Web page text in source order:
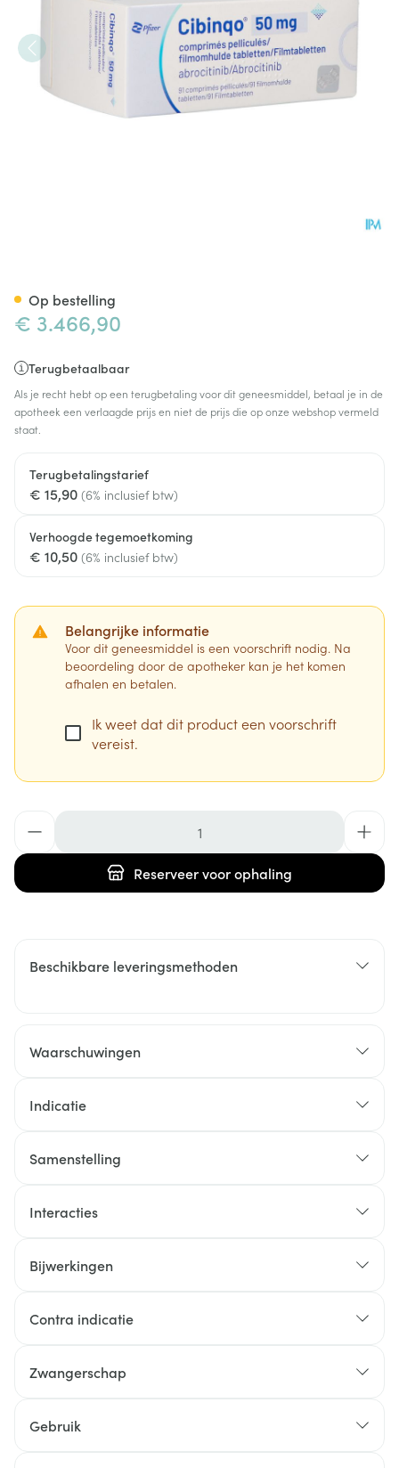
€ 3.466,90
Terugbetaalbaar
Als je recht hebt op een terugbetaling voor dit geneesmiddel, betaal je in de
apotheek een verlaagde prijs en niet de prijs die op onze webshop vermeld
staat.
Terugbetalingstarief
€ 15,90 (6% inclusief btw)
Verhoogde tegemoetkoming
€ 10,50 (6% inclusief btw)
Belangrijke informatie
Voor dit geneesmiddel is een voorschrift nodig. Na
beoordeling door de apotheker kan je het komen
afhalen en betalen.
Ik weet dat dit product een voorschrift
vereist.
Reserveervoor ophaling
Op bestelling
Beschikbare leveringsmethoden
Waarschuwingen
Indicatie
Samenstelling
Interacties
Bijwerkingen
Contra indicatie
Zwangerschap
Gebruik